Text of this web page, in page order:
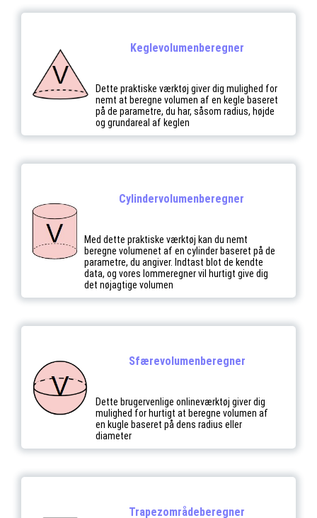
Keglevolumenberegner
Dette praktiske værktøj giver dig mulighed for
nemt at beregne volumen af en kegle baseret
på de parametre, du har, såsom radius, højde
og grundareal af keglen
Cylindervolumenberegner
Med dette praktiske værktøj kan du nemt
beregne volumenet af en cylinder baseret på de
parametre, du angiver. Indtast blot de kendte
data, og vores lommeregner vil hurtigt give dig
det nøjagtige volumen
Sfærevolumenberegner
Dette brugervenlige onlineværktøj giver dig
mulighed for hurtigt at beregne volumen af
en kugle baseret på dens radius eller
diameter
Trapezområdeberegner